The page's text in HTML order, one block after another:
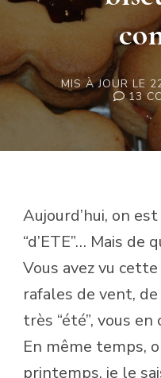
MIS À JOUR LE
13
Aujourd’hui, on est
“d’ETE”… Mais de
Vous avez vu
rafales de vent,
très “été”, vous en
En même temps,
printemps, je le